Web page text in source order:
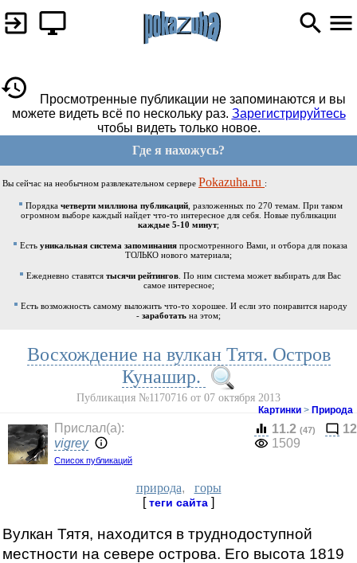
Просмотренные публикации не запоминаются и вы
можете видеть всё по нескольку раз. Зарегистрируйтесь
чтобы видеть только новое.
Где я нахожусь?
Вы сейчас на необычном развлекательном сервере Pokazuha.ru :
Порядка четверти миллиона публикаций, разложенных по 270 темам. При таком
огромном выборе каждый найдет что-то интересное для себя. Новые публикации
каждые 5-10 минут;
Есть уникальная система запоминания просмотренного Вами, и отбора для показа
ТОЛЬКО нового материала;
Ежедневно ставятся тысячи рейтингов . По ним система может выбирать для Вас
самое интересное;
Есть возможность самому выложить что-то хорошее. И если это понравится народу
- заработать на этом;
Восхождение на вулкан Тятя. Остров
Кунашир.
Публикация №1170716 от 07 октября 2013
Картинки > Природа
Прислал(a):
vigrey
Список публикаций
11.2 (47)
12
1509
природа, горы
[теги сайта ]
Вулкан Тятя, находится в труднодоступной
местности на севере острова. Его высота 1819